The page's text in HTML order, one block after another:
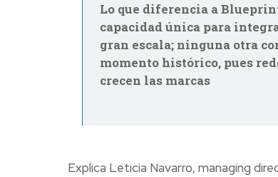
Lo que diferencia a
capacidad única para
gran escala; ninguna otra
momento histórico, pues
crecen las marcas
Explica Leticia Navarro, managing